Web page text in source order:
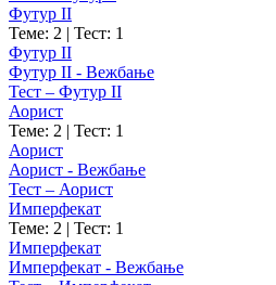
Футур II
Теме: 2 | Тест: 1
Футур II
Футур II - Вежбање
Тест – Футур II
Аорист
Теме: 2 | Тест: 1
Аорист
Аорист - Вежбање
Тест – Аорист
Имперфекат
Теме: 2 | Тест: 1
Имперфекат
Имперфекат - Вежбање